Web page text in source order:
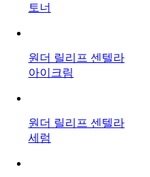
토너
원더 릴리프 센텔라
아이크림
원더 릴리프 센텔라
세럼